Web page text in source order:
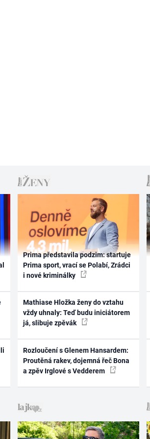
Prima představila podzim: startuje
Prima sport, vrací se Polabí, Zrádci
i nové kriminálky
Mathiase Hložka ženy do vztahu
vždy uhnaly: Teď budu iniciátorem
já, slibuje zpěvák
Rozloučení s Glenem Hansardem:
Proutěná rakev, dojemná řeč Bona
a zpěv Irglové s Vedderem